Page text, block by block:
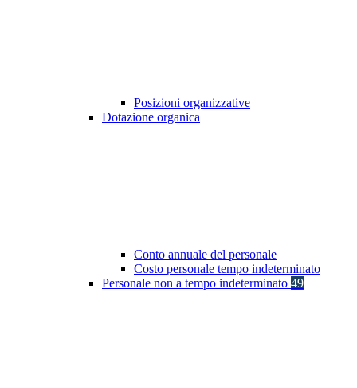
Posizioni organizzative
Dotazione organica
Conto annuale del personale
Costo personale tempo indeterminato
Personale non a tempo indeterminato 49